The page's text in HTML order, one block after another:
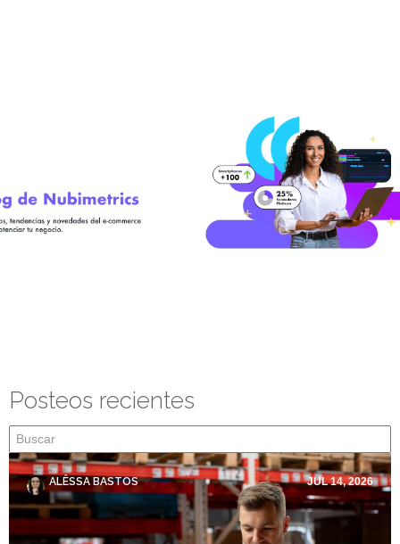
Posteos recientes
ALÊSSA BASTOS JUL 14, 2026